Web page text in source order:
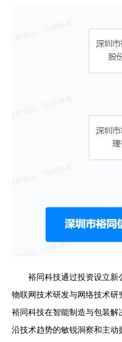
裕同科技通过投资设立新
物联网技术研发与网络技术研
裕同科技在智能制造与包装
沿技术趋势的敏锐洞察和主动